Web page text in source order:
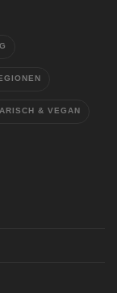
& VEGAN